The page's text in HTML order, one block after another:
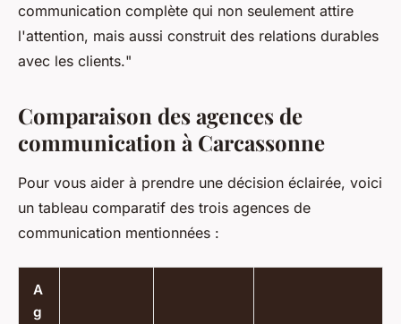
communication complète qui non seulement attire
l'attention, mais aussi construit des relations durables
avec les clients."
Comparaison des agences de
communication à Carcassonne
Pour vous aider à prendre une décision éclairée, voici
un tableau comparatif des trois agences de
communication mentionnées :
A
g